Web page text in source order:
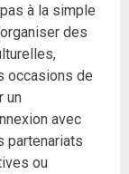
à la simple
des
occasions de
un
avec
partenariats
ou